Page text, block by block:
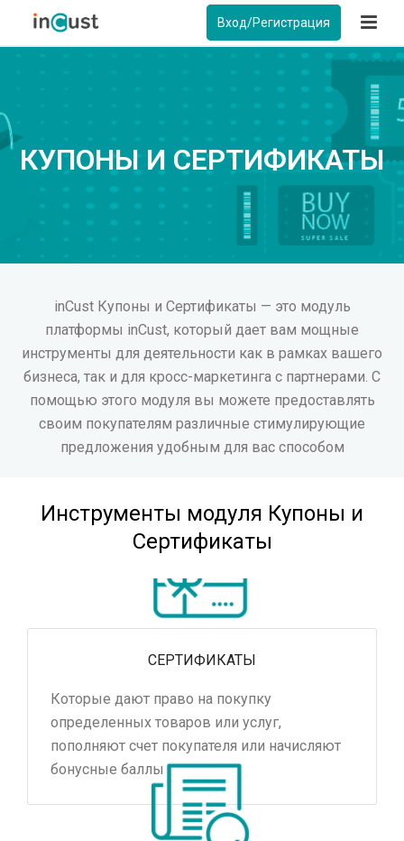
Вход/Регистрация
КУПОНЫ И СЕРТИФИКАТЫ
inCust Купоны и Сертификаты — это модуль
платформы inCust, который дает вам мощные
инструменты для деятельности как в рамках вашего
бизнеса, так и для кросс-маркетинга с партнерами. С
помощью этого модуля вы можете предоставлять
своим покупателям различные стимулирующие
предложения удобным для вас способом
Инструменты модуля Купоны и
Сертификаты
СЕРТИФИКАТЫ
Которые дают право на покупку
определенных товаров или услуг,
пополняют счет покупателя или начисляют
бонусные баллы